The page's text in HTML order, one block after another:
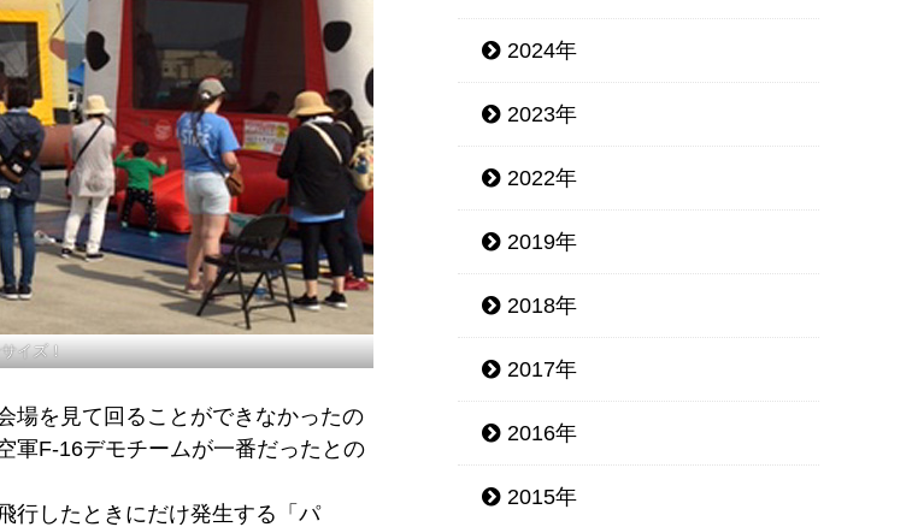
イズ！
場を見て回ることができなかったの
軍F-16デモチームが一番だったとの
行したときにだけ発生する「パ
2024年
2023年
2022年
2019年
2018年
2017年
2016年
2015年